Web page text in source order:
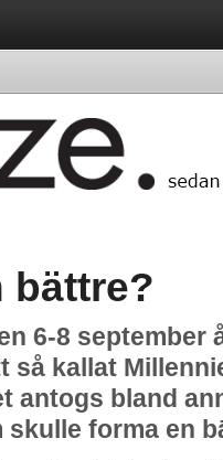
bättre?
6-8 september
så kallat
antogs bland
skulle forma en